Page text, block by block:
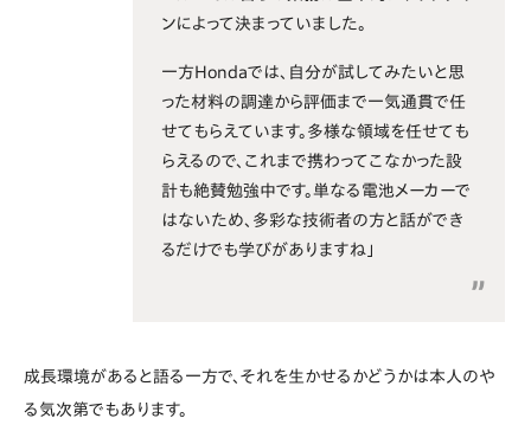
ンによって決まっていました。
一方Hondaでは、自分が試してみたいと思
った材料の調達から評価まで一気通貫で任
せてもらえています。多様な領域を任せても
らえるので、これまで携わってこなかった設
計も絶賛勉強中です。単なる電池メーカーで
はないため、多彩な技術者の方と話ができ
るだけでも学びがありますね」
成長環境があると語る一方で、それを生かせるかどうかは本人のや
る気次第でもあります。